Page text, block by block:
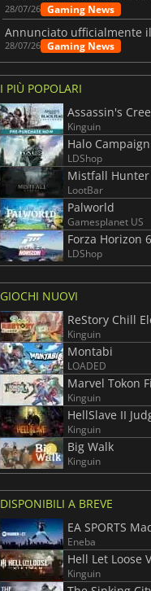
28/07/26 Gaming News
28/07/26 Gaming News
I PIÙ POPOLARI
Kinguin
Halo
LDShop
Mistfall Hunter
LootBar
Palworld
Gamesplanet US
Forza Horizon 6
LDShop
GIOCHI NUOVI
ReStory Chill
Kinguin
Montabi
LOADED
Marvel Tokon
Kinguin
HellSlave II
Kinguin
Big Walk
Kinguin
DISPONIBILI A BREVE
EA SPORTS
Eneba
Hell Let Loose
Kinguin